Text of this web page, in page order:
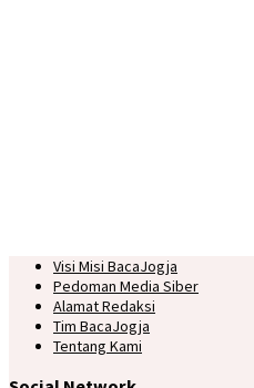
Visi Misi BacaJogja
Pedoman Media Siber
Alamat Redaksi
Tim BacaJogja
Tentang Kami